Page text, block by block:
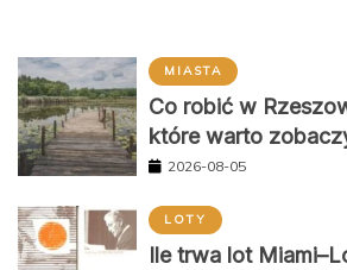
MIASTA
Co robić w
które warto
2026-08-05
LOTY
Ile trwa lot